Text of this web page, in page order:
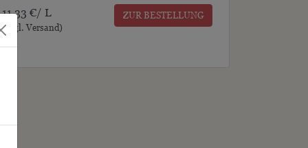
11.33 €/ L
(zzgl. Versand)
ZUR BESTELLUNG